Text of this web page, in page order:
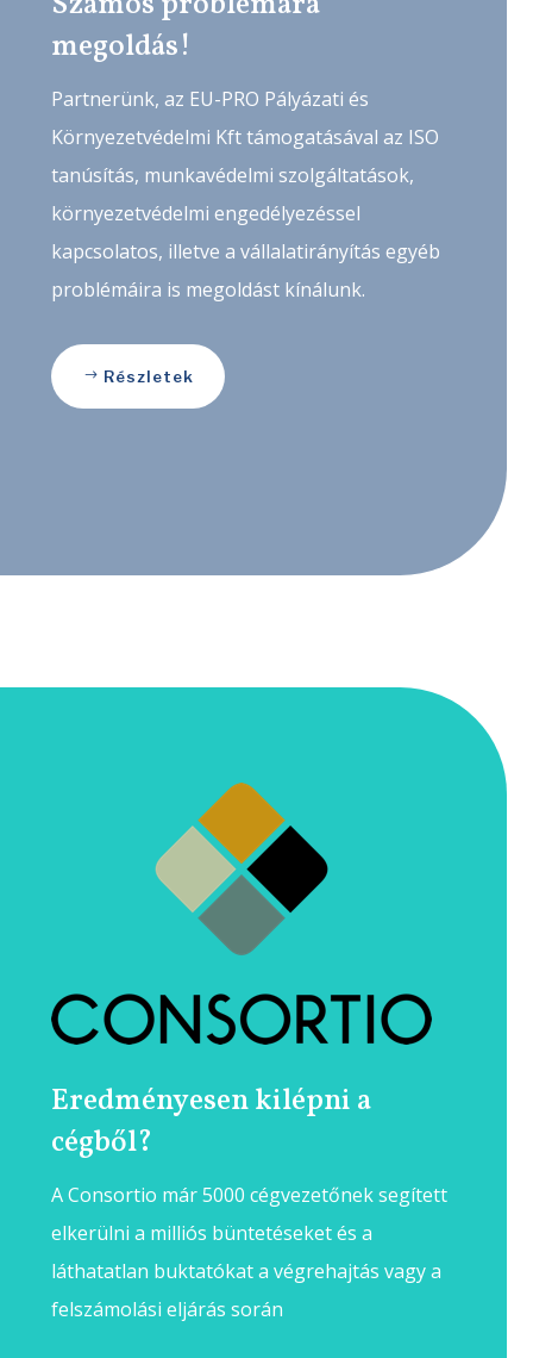
megoldás!
Partnerünk, az EU-PRO Pályázati és
Környezetvédelmi Kft támogatásával az ISO
tanúsítás, munkavédelmi szolgáltatások,
környezetvédelmi engedélyezéssel
kapcsolatos, illetve a vállalatirányítás egyéb
problémáira is megoldást kínálunk.
Részletek
Eredményesen kilépni a
cégből?
A Consortio már 5000 cégvezetőnek segített
elkerülni a milliós büntetéseket és a
láthatatlan buktatókat a végrehajtás vagy a
felszámolási eljárás során